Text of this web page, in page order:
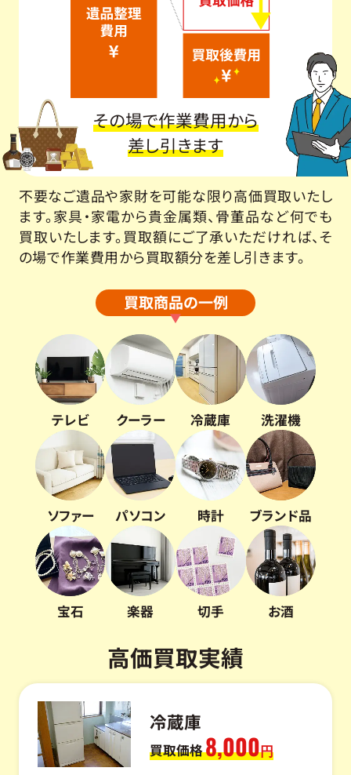
その場で作業費用から
差し引きます
不要なご遺品や家財を可能な限り高価買取いたし
ます。家具・家電から貴金属類、骨董品など何でも
買取いたします。買取額にご了承いただければ、そ
の場で作業費用から買取額分を差し引きます。
買取商品の一例
テレビ クーラー 冷蔵庫 洗濯機
ソファー パソコン 時計 ブランド品
宝石 楽器 切手 お酒
高価買取実績
冷蔵庫
買取価格8,000円